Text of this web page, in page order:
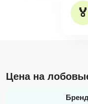
Цена на
Бренд